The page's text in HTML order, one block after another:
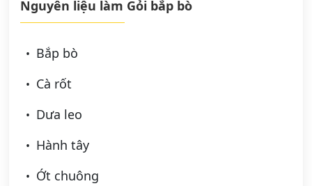
Nguyên liệu làm Gỏi bắp bò
Bắp bò
Cà rốt
Dưa leo
Hành tây
Ớt chuông